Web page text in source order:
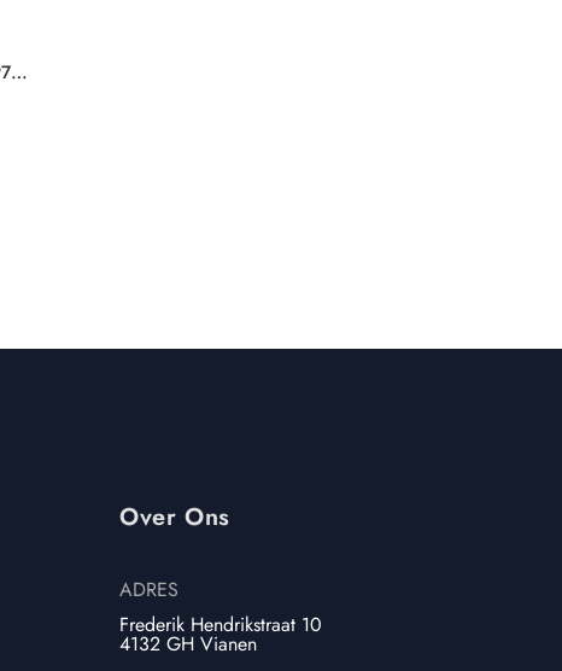
Delphi BEBJ1D01104 Daf 1972590 1925658 1952044 For MX11 440HP Engine F2P Smart Diesel Injector Euro 6
Over Ons
ADRES
Frederik Hendrikstraat 10
4132 GH Vianen